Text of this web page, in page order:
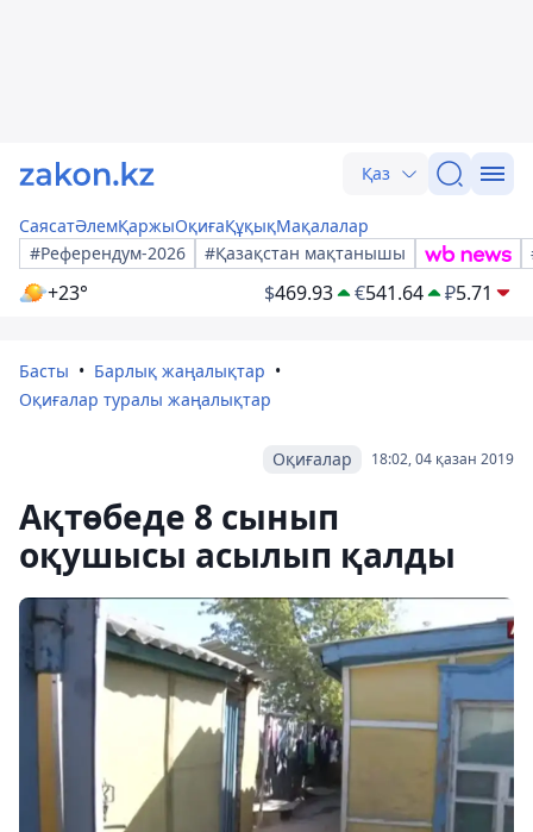
Қаз
СаясатӘлемҚаржыОқиғаҚұқықМақалалар
#Референдум-2026
#Қазақстан мақтанышы
+23° $469.93 €541.64 ₽5.71
Басты
Барлық жаңалықтар
Оқиғалар туралы жаңалықтар
18:02, 04 қазан 2019
Оқиғалар
Ақтөбеде 8 сынып
оқушысы асылып қалды